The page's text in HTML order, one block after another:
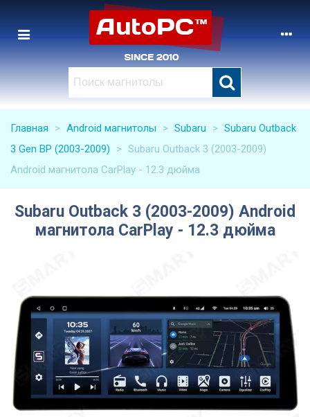
Главная > Android магнитолы > Subaru > Subaru Outback
3 Gen BP (2003-2009)
> Subaru Outback 3 (2003-2009)
Android магнитола CarPlay - 12.3 дюйма
Subaru Outback 3 (2003-2009) Android
магнитола CarPlay - 12.3 дюйма